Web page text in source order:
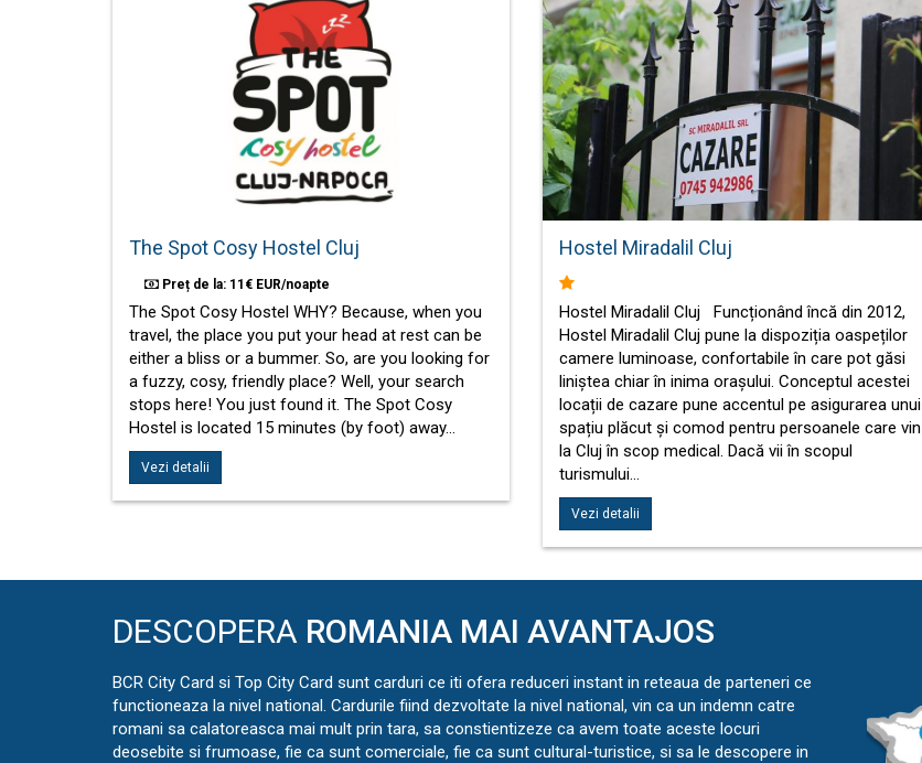
The Spot Cosy Hostel Cluj
Preț de la: 11€ EUR/noapte
The Spot Cosy Hostel WHY? Because, when you
travel, the place you put your head at rest can be
either a bliss or a bummer. So, are you looking for
a fuzzy, cosy, friendly place? Well, your search
stops here! You just found it. The Spot Cosy
Hostel is located 15 minutes (by foot) away…
Vezi detalii
Hostel Miradalil Cluj
Hostel Miradalil Cluj Funcționând încă din 2012,
Hostel Miradalil Cluj pune la dispoziția oaspeților
camere luminoase, confortabile în care pot găsi
liniștea chiar în inima orașului. Conceptul acestei
locații de cazare pune accentul pe asigurarea unui
spațiu plăcut și comod pentru persoanele care vin
la Cluj în scop medical. Dacă vii în scopul
turismului…
Vezi detalii
DESCOPERA ROMANIA MAI AVANTAJOS
BCR City Card si Top City Card sunt carduri ce iti ofera reduceri instant in reteaua de parteneri ce
functioneaza la nivel national. Cardurile fiind dezvoltate la nivel national, vin ca un indemn catre
romani sa calatoreasca mai mult prin tara, sa constientizeze ca avem toate aceste locuri
deosebite si frumoase, fie ca sunt comerciale, fie ca sunt cultural-turistice, si sa le descopere in